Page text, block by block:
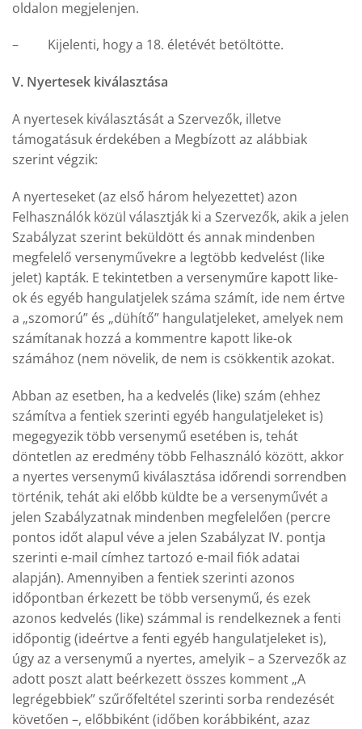
oldalon megjelenjen.
– Kijelenti, hogy a 18. életévét betöltötte.
V. Nyertesek kiválasztása
A nyertesek kiválasztását a Szervezők, illetve
támogatásuk érdekében a Megbízott az alábbiak
szerint végzik:
A nyerteseket (az első három helyezettet) azon
Felhasználók közül választják ki a Szervezők, akik a jelen
Szabályzat szerint beküldött és annak mindenben
megfelelő versenyművekre a legtöbb kedvelést (like
jelet) kapták. E tekintetben a versenyműre kapott like-
ok és egyéb hangulatjelek száma számít, ide nem értve
a „szomorú” és „dühítő” hangulatjeleket, amelyek nem
számítanak hozzá a kommentre kapott like-ok
számához (nem növelik, de nem is csökkentik azokat.
Abban az esetben, ha a kedvelés (like) szám (ehhez
számítva a fentiek szerinti egyéb hangulatjeleket is)
megegyezik több versenymű esetében is, tehát
döntetlen az eredmény több Felhasználó között, akkor
a nyertes versenymű kiválasztása időrendi sorrendben
történik, tehát aki előbb küldte be a versenyművét a
jelen Szabályzatnak mindenben megfelelően (percre
pontos időt alapul véve a jelen Szabályzat IV. pontja
szerinti e-mail címhez tartozó e-mail fiók adatai
alapján). Amennyiben a fentiek szerinti azonos
időpontban érkezett be több versenymű, és ezek
azonos kedvelés (like) számmal is rendelkeznek a fenti
időpontig (ideértve a fenti egyéb hangulatjeleket is),
úgy az a versenymű a nyertes, amelyik – a Szervezők az
adott poszt alatt beérkezett összes komment „A
legrégebbiek” szűrőfeltétel szerinti sorba rendezését
követően –, előbbiként (időben korábbiként, azaz